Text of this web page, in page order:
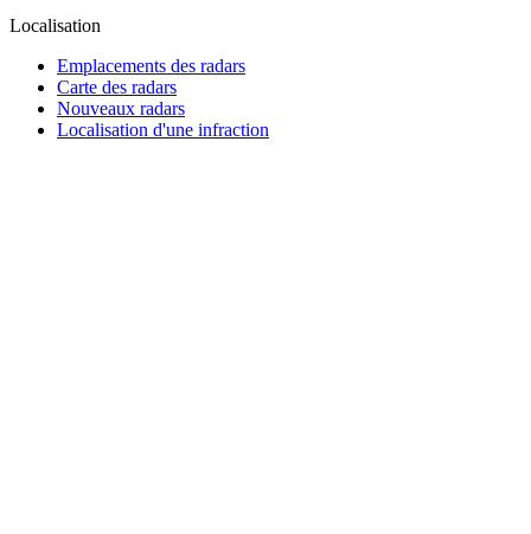
Localisation
Emplacements des radars
Carte des radars
Nouveaux radars
Localisation d'une infraction